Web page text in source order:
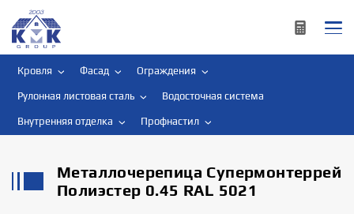
Кровля Фасад Ограждения
Рулонная листовая сталь Водосточная система
Внутренняя отделка Профнастил
Металлочерепица Супермонтеррей
Полиэстер 0.45 RAL 5021